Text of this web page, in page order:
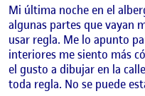
Mi última noche en el
algunas partes que vayan
usar regla. Me lo apunto
interiores me siento más
el gusto a dibujar en la
toda regla. No se puede